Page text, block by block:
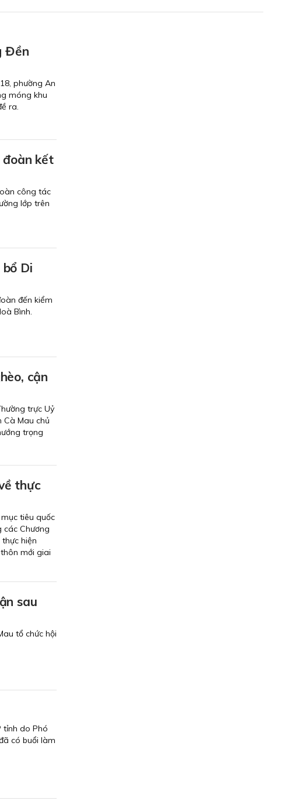
Đền
phường An
móng khu
ra.
kết
công tác
lớp trên
Di
đến kiểm
Bình.
cận
trực Uỷ
Cà Mau chủ
trọng
thực
tiêu quốc
các Chương
hiện
mới giai
sau
tổ chức hội
tỉnh do Phó
có buổi làm